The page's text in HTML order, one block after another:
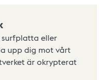
surfplatta eller
upp dig mot vårt
är okrypterat